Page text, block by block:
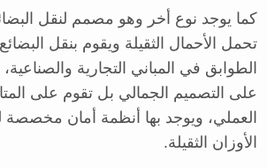
كما يوجد نوع أخر وهو مصمم لنقل
تحمل الأحمال الثقيلة ويقوم بنقل
الطوابق في المباني التجارية
على التصميم الجمالي بل تقوم على
العملي، ويوجد بها أنظمة أمان مخصصة
الأوزان الثقيلة.